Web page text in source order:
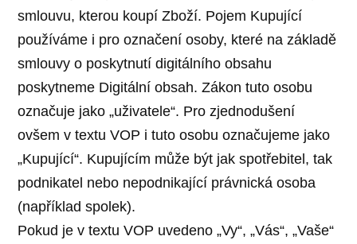
smlouvu, kterou koupí Zboží. Pojem Kupující
používáme i pro označení osoby, které na základě
smlouvy o poskytnutí digitálního obsahu
poskytneme Digitální obsah. Zákon tuto osobu
označuje jako „uživatele“. Pro zjednodušení
ovšem v textu VOP i tuto osobu označujeme jako
„Kupující“. Kupujícím může být jak spotřebitel, tak
podnikatel nebo nepodnikající právnická osoba
(například spolek).
Pokud je v textu VOP uvedeno „Vy“, „Vás“, „Vaše“